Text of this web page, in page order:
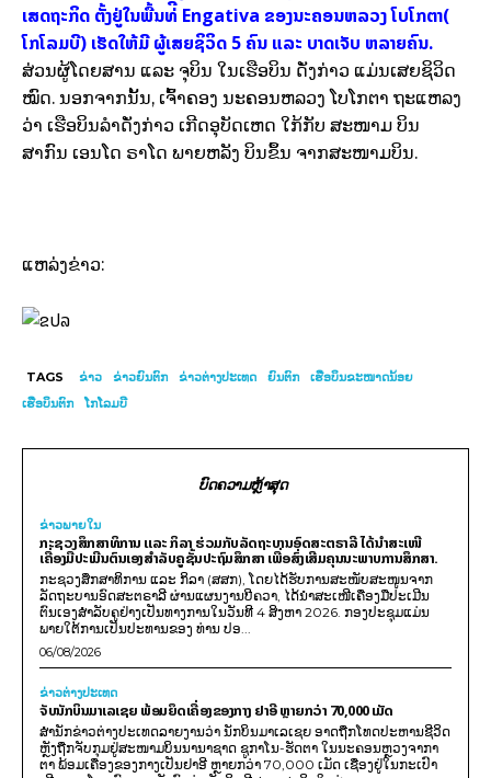
ເສດຖະກິດ ຕັ້ງຢູ່ໃນພື້ນທ່ີ Engativa ຂອງນະຄອນຫລວງ ໂບໂກຕາ(
ໂກໂລມບີ) ເຮັດໃຫ້ມີ ຜູ້ເສຍຊິວິດ 5 ຄົນ ແລະ ບາດເຈັບ ຫລາຍຄົນ.
ສ່ວນຜູ້ໂດຍສານ ແລະ ຈຸບິນ ໃນເຮືອບິນ ດັ່ງກ່າວ ແມ່ນເສຍຊິວິດ
ໝົດ. ນອກຈາກນັ້ນ, ເຈົ້າຄອງ ນະຄອນຫລວງ ໂບໂກຕາ ຖະແຫລງ
ວ່າ ເຮືອບິນລຳດັ່ງກ່າວ ເກີດອຸບັດເຫດ ໃກ້ກັບ ສະໜາມ ບິນ
ສາກົນ ເອນໂດ ຣາໂດ ພາຍຫລັງ ບິນຂຶ້ນ ຈາກສະໜາມບິນ.
ແຫລ່ງຂ່າວ:
TAGS ຂ່າວ ຂ່າວຍົນຕົກ ຂ່າວຕ່າງປະເທດ ຍົນຕົກ
ເຮືອບິນຂະໜາດນ້ອຍ
ເຮືອບິນຕົກ
ໂກໂລມບີ
ບົດຄວາມຫຼ້າສຸດ
ຂ່າວພາຍ​ໃນ
ກະຊວງສຶກສາທິການ ແລະ ກິລາ ຮ່ວມກັບລັດຖະບານອົດສະຕຣາລີ ໄດ້ນຳສະເໜີ
ເຄື່ອງມືປະເມີນຕົນເອງສຳລັບຄູຊັ້ນປະຖົມສຶກສາ ເພື່ອສົ່ງເສີມຄຸນນະພາບການສຶກສາ.
ກະຊວງສຶກສາທິການ ແລະ ກິລາ (ສສກ), ໂດຍໄດ້ຮັບການສະໜັບສະໜູນຈາກ
ລັດຖະບານອົດສະຕຣາລີ ຜ່ານແຜນງານບີຄວາ, ໄດ້ນຳສະເໜີເຄື່ອງມືປະເມີນ
ຕົນເອງສຳລັບຄູຢ່າງເປັນທາງການໃນວັນທີ 4 ສິງຫາ 2026. ກອງປະຊຸມແມ່ນ
ພາຍໃຕ້ການເປັນປະທານຂອງ ທ່ານ ປອ...
06/08/2026
ຂ່າວຕ່າງປະເທດ
ຈັບນັກບິນມາເລເຊຍ ພ້ອມຍຶດເຄື່ອງຂອງກາງ ຢາອີ ຫຼາຍກວ່າ 70,000 ເມັດ
ສຳນັກຂ່າວຕ່າງປະເທດລາຍງານວ່າ ນັກບິນມາເລເຊຍ ອາດຖືກໂທດປະຫານຊີວິດ
ຫຼັງຖືກຈັບກຸມຢູ່ສະໜາມບິນນານາຊາດ ຊູກາໂນ-ຮັດຕາ ໃນນະຄອນຫຼວງຈາກາ
ຕາ ພ້ອມເຄື່ອງຂອງກາງເປັນຢາອີ ຫຼາຍກວ່າ 70,000 ເມັດ ເຊື່ອງຢູ່ໃນກະເປົາ